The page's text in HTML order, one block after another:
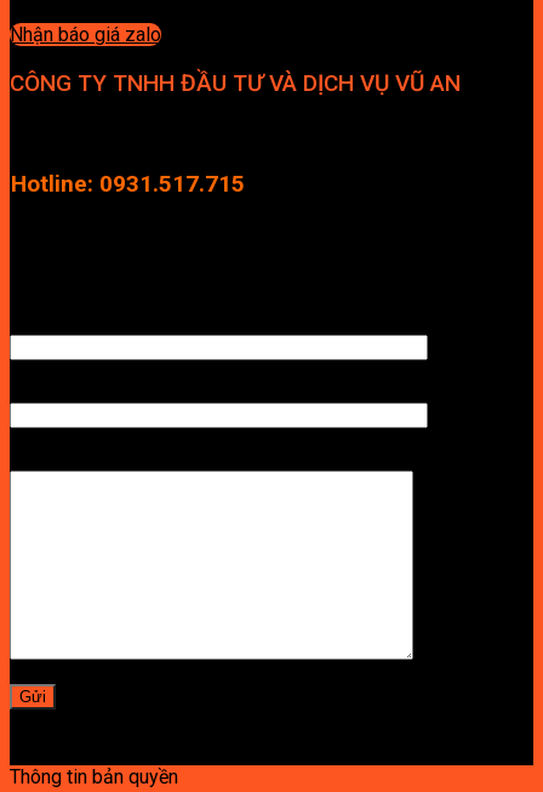
Nhận báo giá zalo
CÔNG TY TNHH ĐẦU TƯ VÀ DỊCH VỤ VŨ AN
Hotline: 0931.517.715
Thông tin bản quyền